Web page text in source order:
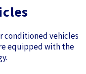
conditioned vehicles
equipped with the